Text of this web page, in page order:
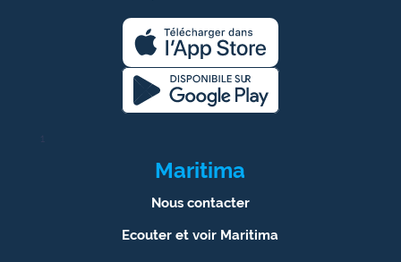
1
Maritima
Nous contacter
Ecouter et voir Maritima